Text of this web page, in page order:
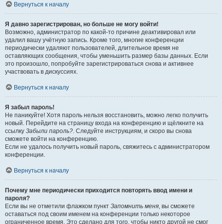
Вернуться к началу
Я давно зарегистрирован, но больше не могу войти!
Возможно, администратор по какой-то причине деактивировал или
удалил вашу учётную запись. Кроме того, многие конференции
периодически удаляют пользователей, длительное время не
оставляющих сообщения, чтобы уменьшить размер базы данных. Если
это произошло, попробуйте зарегистрироваться снова и активнее
участвовать в дискуссиях.
Вернуться к началу
Я забыл пароль!
Не паникуйте! Хотя пароль нельзя восстановить, можно легко получить
новый. Перейдите на страницу входа на конференцию и щёлкните на
ссылку Забыли пароль?. Следуйте инструкциям, и скоро вы снова
сможете войти на конференцию.
Если не удалось получить новый пароль, свяжитесь с администратором
конференции.
Вернуться к началу
Почему мне периодически приходится повторять ввод имени и
пароля?
Если вы не отметили флажком пункт Запомнить меня, вы сможете
оставаться под своим именем на конференции только некоторое
ограниченное время. Это сделано для того, чтобы никто другой не смог